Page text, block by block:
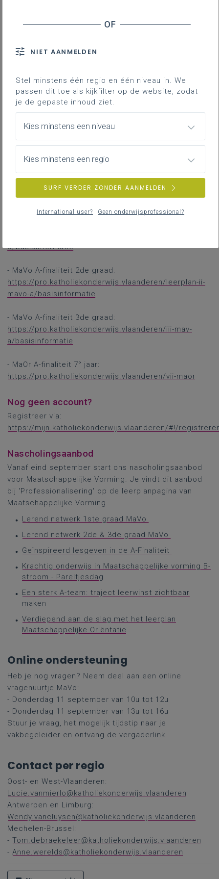
gesteund voelen bij hun eerste stappen in MaVo of
MaOr. Samen maken we er een sterke start van!
Basisinformatie op PRO.
Katholiek Onderwijs Vlaanderen
Ontdek alles over de basisuitrusting, krachtlijnen en
per graad op de PRO.-website van Katholiek Onderwijs
Vlaanderen.
Heb je al een account?
Ga dan rechtstreeks naar:
b/basisinformatie
- MaVo A-finaliteit 2de graad:
https://pro.katholiekonderwijs.vlaanderen/leerplan-ii-
mavo-a/basisinformatie
- MaVo A-finaliteit 3de graad:
https://pro.katholiekonderwijs.vlaanderen/iii-mav-
a/basisinformatie
- MaOr A-finaliteit 7° jaar:
https://pro.katholiekonderwijs.vlaanderen/vii-maor
Nog geen account?
Registreer via:
https://mijn.katholiekonderwijs.vlaanderen/#!/
Nascholingsaanbod
Vanaf eind september start ons nascholingsaanbod
voor Maatschappelijke Vorming. Je vindt dit aanbod
bij 'Professionalisering' op de leerplanpagina van
Maatschappelijke Vorming.
Lerend netwerk 1ste graad MaVo
Lerend netwerk 2de & 3de graad MaVo
Geïnspireerd lesgeven in de A-Finaliteit
Krachtig onderwijs in Maatschappelijke vorming B-
stroom - Pareltjesdag
Een sterk A-team: traject leerwinst zichtbaar
maken
Verdiepend aan de slag met het leerplan
Maatschappelijke Oriëntatie
Online ondersteuning
Heb je nog vragen? Neem deel aan een online
vragenuurtje MaVo:
- Donderdag 11 september van 10u tot 12u
- Donderdag 11 september van 13u tot 16u
Stuur je vraag, het mogelijk tijdstip naar je
vakbegeleider en ontvang de vergaderlink.
Contact per regio
Oost- en West-Vlaanderen:
Lucie.vanmierlo@katholiekonderwijs.vlaanderen
Antwerpen en Limburg:
Wendy.vancluysen@katholiekonderwijs.vlaanderen
Mechelen-Brussel:
- Tom.debraekeleer@katholiekonderwijs.vlaanderen
- Anne.werelds@katholiekonderwijs.vlaanderen
NIET AANMELDEN
Stel minstens één regio en één niveau in. We
passen dit toe als kijkfilter op de website, zodat
je de gepaste inhoud ziet.
Kies minstens een niveau
Kies minstens een regio
SURF VERDER ZONDER AANMELDEN
International user? Geen onderwijsprofessional?